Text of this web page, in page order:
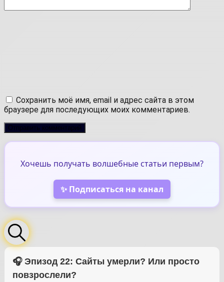
Сохранить моё имя, email и адрес сайта в этом
браузере для последующих моих комментариев.
Хочешь получать волшебные статьи первым?
✨ Подписаться на канал
🎧 Эпизод 22: Сайты умерли? Или просто
повзрослели?